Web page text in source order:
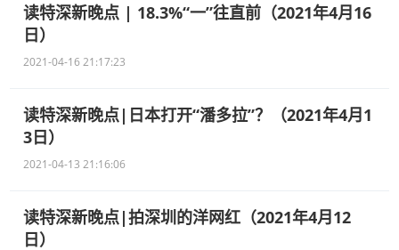
读特深新晚点 | 18.3%“一”往直前（2021年4月16
日）
2021-04-16 21:17:23
读特深新晚点|日本打开“潘多拉”？（2021年4月1
3日）
2021-04-13 21:16:06
读特深新晚点|拍深圳的洋网红（2021年4月12
日）